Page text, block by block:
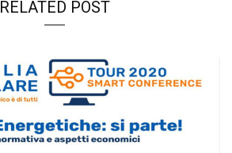
RELATED POST